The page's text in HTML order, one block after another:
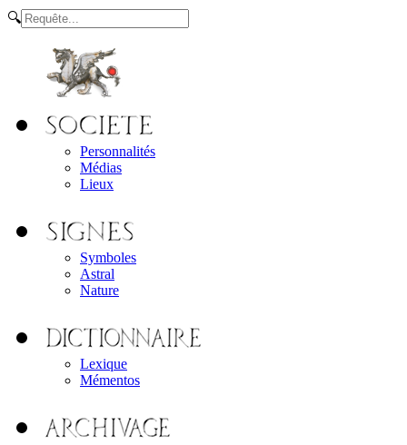
🔍
Personnalités
Médias
Lieux
Symboles
Astral
Nature
Lexique
Mémentos